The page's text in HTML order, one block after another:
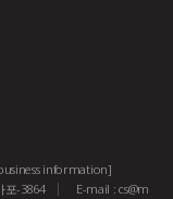
information]
포-3864
E-mail :cs@m